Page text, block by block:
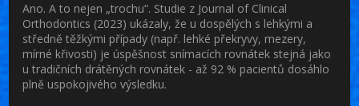
Ano. A to nejen „trochu“. Studie z Journal of Clinical
Orthodontics (2023) ukázaly, že u dospělých s lehkými a
středně těžkými případy (např. lehké překryvy, mezery,
mírné křivosti) je úspěšnost snímacích rovnátek stejná jako
u tradičních drátěných rovnátek - až 92 % pacientů dosáhlo
plně uspokojivého výsledku.